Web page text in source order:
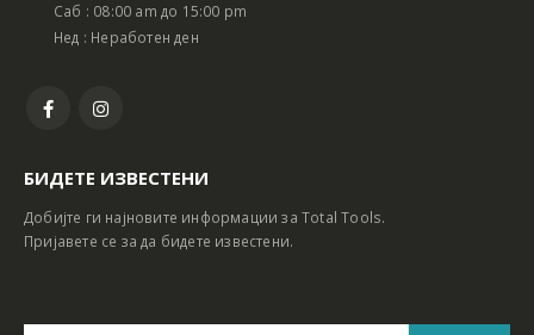
Саб : 08:00 am до 15:00 pm
Нед : Неработен ден
БИДЕТЕ ИЗВЕСТЕНИ
Добијте ги најновите информации за Total Tools.
Пријавете се за да бидете известени.